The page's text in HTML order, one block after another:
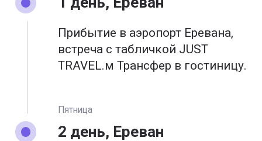
Прибытие в аэропорт Еревана,
встреча с табличкой JUST
TRAVEL.м Трансфер в гостиницу.
Пятница
2 день, Ереван